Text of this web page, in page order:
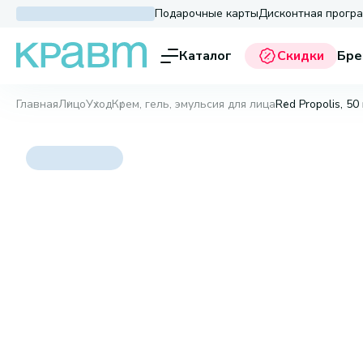
Подарочные картыДисконтная
Каталог Скидки
ГлавнаяЛицоУходКрем, гель, эмульсия для лицаRed Propolis, 50